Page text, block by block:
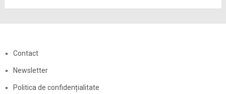
Contact
Newsletter
Politica de confidențialitate